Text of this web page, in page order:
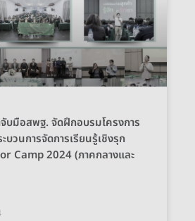
บมือสพฐ. จัดฝึกอบรมโครงการ
วนการจัดการเรียนรู้เชิงรุก
Camp 2024 (ภาคกลางและ